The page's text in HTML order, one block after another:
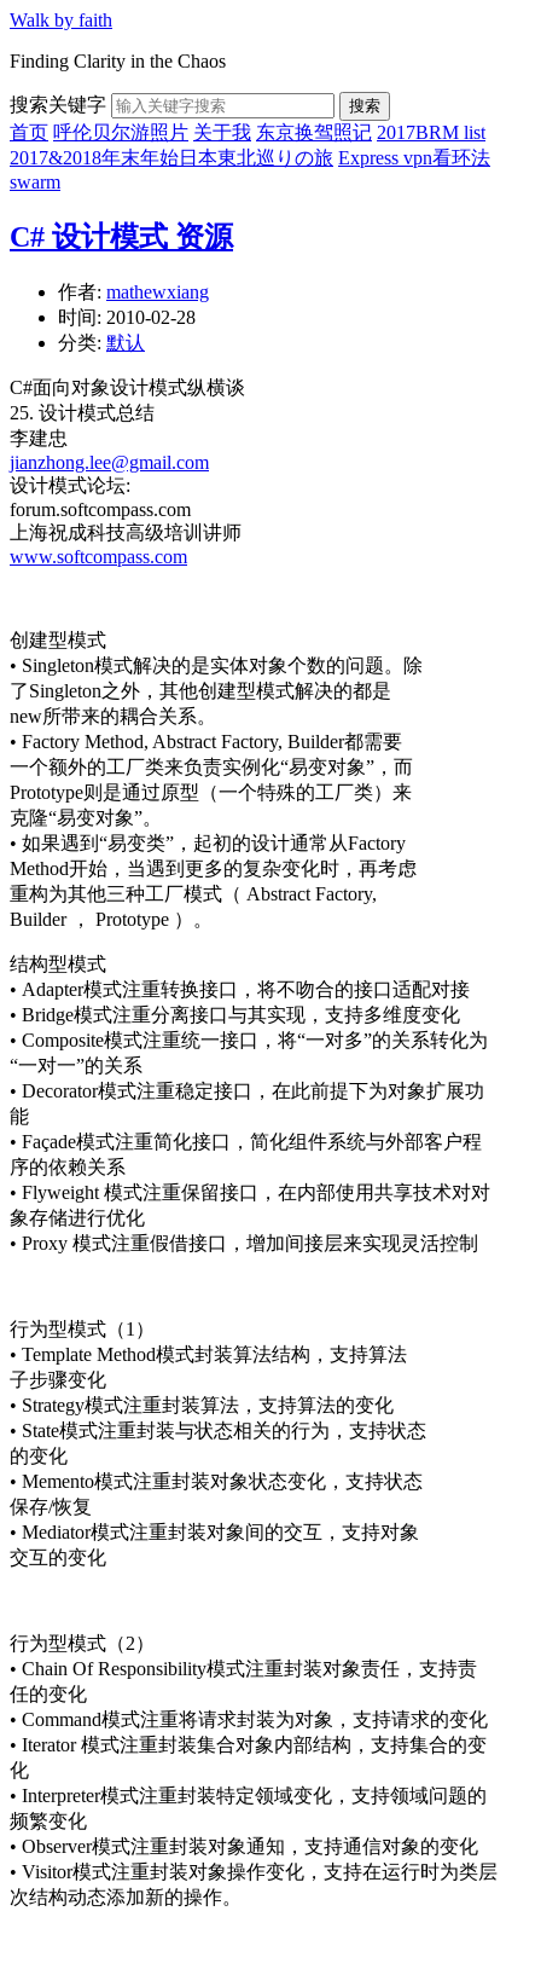
Walk by faith
Finding Clarity in the Chaos
搜索关键字 搜索
首页 呼伦贝尔游照片 关于我 东京换驾照记 2017BRM list
2017&2018年末年始日本東北巡りの旅 Express vpn看环法
swarm
C# 设计模式 资源
作者: mathewxiang
时间: 2010-02-28
分类: 默认
C#面向对象设计模式纵横谈
25. 设计模式总结
李建忠
jianzhong.lee@gmail.com
设计模式论坛:
forum.softcompass.com
上海祝成科技高级培训讲师
www.softcompass.com
创建型模式
• Singleton模式解决的是实体对象个数的问题。除
了Singleton之外，其他创建型模式解决的都是
new所带来的耦合关系。
• Factory Method, Abstract Factory, Builder都需要
一个额外的工厂类来负责实例化“易变对象”，而
Prototype则是通过原型（一个特殊的工厂类）来
克隆“易变对象”。
• 如果遇到“易变类”，起初的设计通常从Factory
Method开始，当遇到更多的复杂变化时，再考虑
重构为其他三种工厂模式（ Abstract Factory,
Builder ， Prototype ）。
结构型模式
• Adapter模式注重转换接口，将不吻合的接口适配对接
• Bridge模式注重分离接口与其实现，支持多维度变化
• Composite模式注重统一接口，将“一对多”的关系转化为
“一对一”的关系
• Decorator模式注重稳定接口，在此前提下为对象扩展功
能
• Façade模式注重简化接口，简化组件系统与外部客户程
序的依赖关系
• Flyweight 模式注重保留接口，在内部使用共享技术对对
象存储进行优化
• Proxy 模式注重假借接口，增加间接层来实现灵活控制
行为型模式（1）
• Template Method模式封装算法结构，支持算法
子步骤变化
• Strategy模式注重封装算法，支持算法的变化
• State模式注重封装与状态相关的行为，支持状态
的变化
• Memento模式注重封装对象状态变化，支持状态
保存/恢复
• Mediator模式注重封装对象间的交互，支持对象
交互的变化
行为型模式（2）
• Chain Of Responsibility模式注重封装对象责任，支持责
任的变化
• Command模式注重将请求封装为对象，支持请求的变化
• Iterator 模式注重封装集合对象内部结构，支持集合的变
化
• Interpreter模式注重封装特定领域变化，支持领域问题的
频繁变化
• Observer模式注重封装对象通知，支持通信对象的变化
• Visitor模式注重封装对象操作变化，支持在运行时为类层
次结构动态添加新的操作。